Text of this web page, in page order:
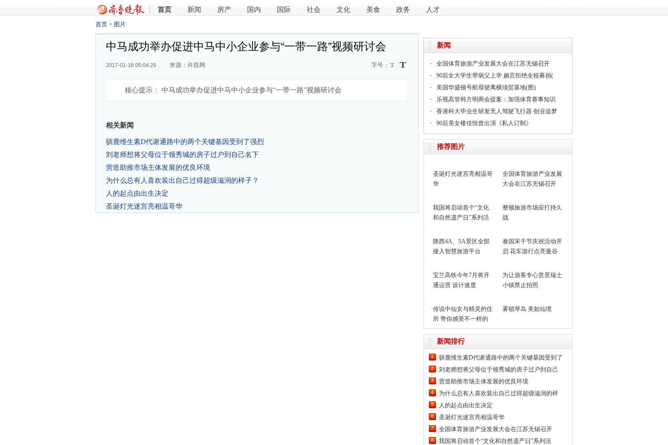
首页 新闻 房产 国内 国际 社会 文化 美食 政务 人才
首页 > 图片
中马成功举办促进中马中小企业参与“一带一路”视频研讨会
2017-01-18 05:04:29 来源：许昌网 字号：
核心提示： 中马成功举办促进中马中小企业参与“一带一路”视频研讨会
相关新闻
驯鹿维生素D代谢通路中的两个关键基因受到了强烈
刘老师想将父母位于领秀城的房子过户到自己名下
营造助推市场主体发展的优良环境
为什么总有人喜欢装出自己过得超级滋润的样子？
人的起点由出生决定
圣诞灯光迷宫亮相温哥华
新闻
全国体育旅游产业发展大会在江苏无锡召开
90后女大学生带病父上学 婉言拒绝全校募捐(
美国华盛顿号航母驶离横须贺基地(图)
乐视高管韩方明两会提案：加强体育赛事知识
香港科大毕业生研发无人驾驶飞行器 创业追梦
90后美女楼佳悦曾出演《私人订制》
推荐图片
圣诞灯光迷宫亮相温哥
华
全国体育旅游产业发展
大会在江苏无锡召开
我国将启动首个“文化
和自然遗产日”系列活
整顿旅游市场应打持久
战
陕西4A、5A景区全部
接入智慧旅游平台
泰国宋干节庆祝活动开
启 花车游行点亮曼谷
宝兰高铁今年7月将开
通运营 设计速度
为让游客专心赏景瑞士
小镇禁止拍照
传说中仙女与精灵的住
所 带你感受不一样的
土耳其
雾锁琴岛 美如仙境
新闻排行
1 驯鹿维生素D代谢通路中的两个关键基因受到了
2 刘老师想将父母位于领秀城的房子过户到自己
3 营造助推市场主体发展的优良环境
4 为什么总有人喜欢装出自己过得超级滋润的样
5 人的起点由出生决定
6 圣诞灯光迷宫亮相温哥华
7 全国体育旅游产业发展大会在江苏无锡召开
8 我国将启动首个“文化和自然遗产日”系列活